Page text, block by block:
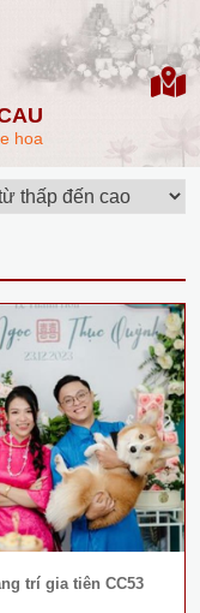
hoa
trí gia tiên CC53